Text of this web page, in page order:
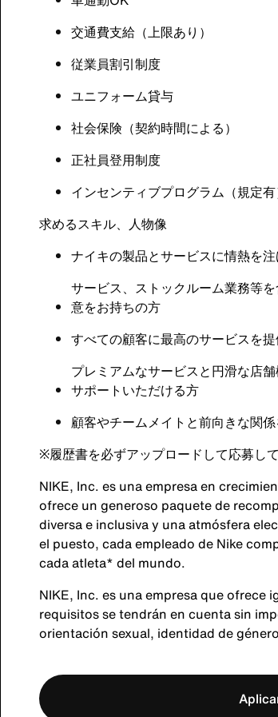
交通費支給（上限あり）
従業員割引制度
ユニフォーム貸与
社会保険 （契約時間による）
正社員登用制度
インセンティブプログラム（規定有
求めるスキル、人物像
ナイキの製品とサービスに情熱を
サービス、ストックルーム業務等
意をお持ちの方
すべての顧客に最高のサービスを
プレミアムなサービスと円滑な店
サポートいただける方
顧客やチームメイトと前向きな関
※履歴書を必ずアップロードして応募し
NIKE, Inc. es una empresa en
ofrece un generoso paquete de
diversa e inclusiva y una atmósfera
el puesto, cada empleado de Nike
cada atleta* del mundo.
NIKE, Inc. es una empresa que
requisitos se tendrán en cuenta sin
orientación sexual, identidad de